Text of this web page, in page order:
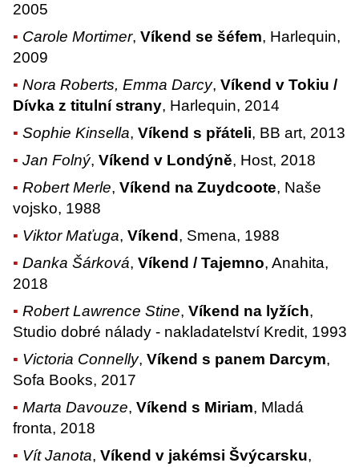
2005
Carole Mortimer,Víkend se šéfem, Harlequin,
2009
Nora Roberts, Emma Darcy,Víkend v Tokiu /
Dívka z titulní strany, Harlequin, 2014
Sophie Kinsella,Víkend s přáteli, BB art, 2013
Jan Folný,Víkend v Londýně, Host, 2018
Robert Merle,Víkend na Zuydcoote, Naše
vojsko, 1988
Viktor Maťuga,Víkend , Smena, 1988
Danka Šárková,Víkend / Tajemno, Anahita,
2018
Robert Lawrence Stine,Víkend na lyžích,
Studio dobré nálady - nakladatelství Kredit, 1993
Victoria Connelly,Víkend s panem Darcym,
Sofa Books, 2017
Marta Davouze,Víkend s Miriam, Mladá
fronta, 2018
Vít Janota,Víkend v jakémsi Švýcarsku,